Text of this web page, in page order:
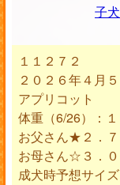
子
１１２７２
２０２６年４月
アプリコット
体重（6/26）：
お父さん★２．
お母さん☆３．
成犬時予想サイ